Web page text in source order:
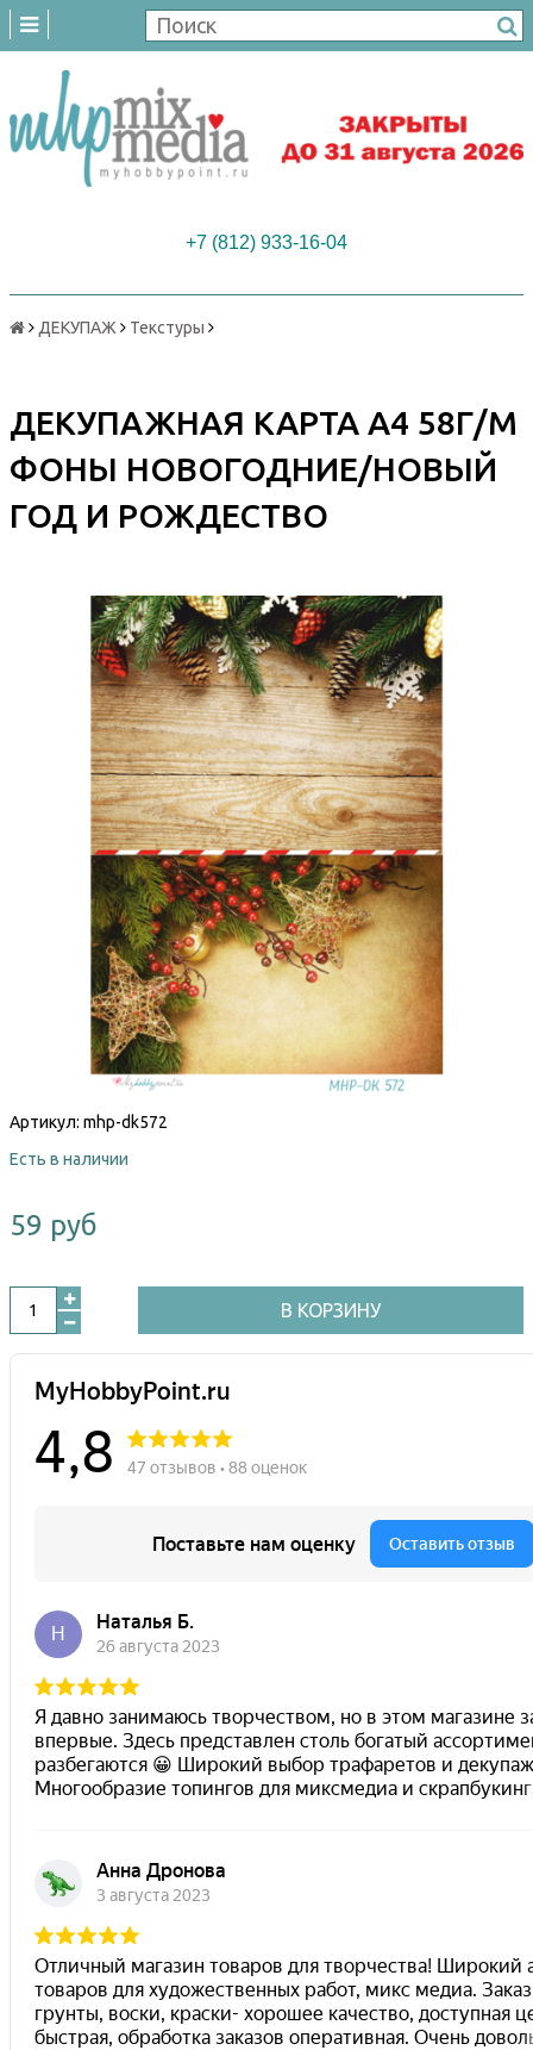
+7 (812) 933-16-04
ДЕКУПАЖ Текстуры
ДЕКУПАЖНАЯ КАРТА А4 58Г/М
ФОНЫ НОВОГОДНИЕ/НОВЫЙ
ГОД И РОЖДЕСТВО
Артикул: mhp-dk572
Есть в наличии
59 руб
В КОРЗИНУ